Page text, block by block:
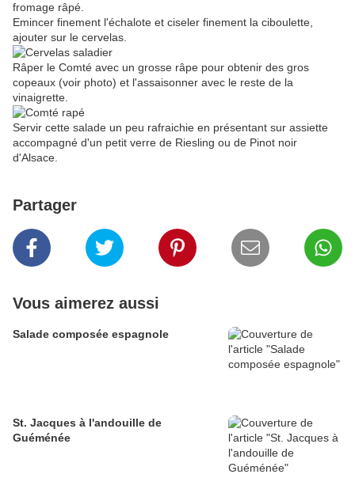
fromage râpé.
Emincer finement l'échalote et ciseler finement la ciboulette,
ajouter sur le cervelas.
Râper le Comté avec un grosse râpe pour obtenir des gros
copeaux (voir photo) et l'assaisonner avec le reste de la
vinaigrette.
Servir cette salade un peu rafraichie en présentant sur assiette
accompagné d'un petit verre de Riesling ou de Pinot noir
d'Alsace.
Partager
Vous aimerez aussi
Salade composée espagnole
St. Jacques à l'andouille de
Guéménée